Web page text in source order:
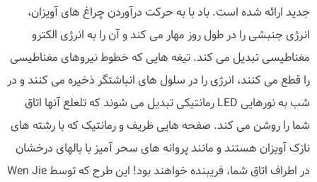
جدید ارائه شده است. باد با به حرکت درآوردن چراغ های آویزان،
انرژی جنبشی را در طول روز مهار می کند و آن را به انرژی الکترو
مغناطیسی تبدیل می کند. تیغه هایی که خطوط نیروهای مغناطیسی
را قطع می کنند، انرژی را در سلول های انباشتگر ذخیره می کنند و در
شب به نورهایی LED رمانتیکی تبدیل می شوند که تلعلع آنها اتاق
شما را روشن می کند. صفحه هایی ظریف و رمانتیک که با رشته های
نازک آویزان هستند و مانند پروانه های سحر آمیز با بالهای درخشان
در اطراف اتاق شما، فریبنده خواهند بود! این طرح که توسط Wen Jie